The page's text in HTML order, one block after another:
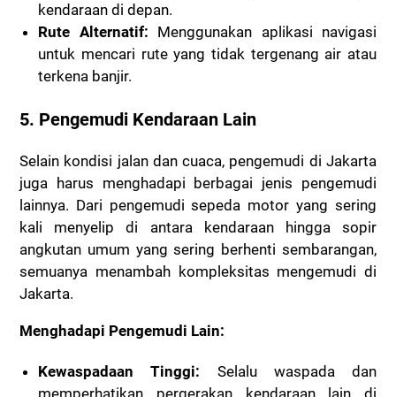
kendaraan di depan.
Rute Alternatif: Menggunakan aplikasi navigasi
untuk mencari rute yang tidak tergenang air atau
terkena banjir.
5. Pengemudi Kendaraan Lain
Selain kondisi jalan dan cuaca, pengemudi di Jakarta
juga harus menghadapi berbagai jenis pengemudi
lainnya. Dari pengemudi sepeda motor yang sering
kali menyelip di antara kendaraan hingga sopir
angkutan umum yang sering berhenti sembarangan,
semuanya menambah kompleksitas mengemudi di
Jakarta.
Menghadapi Pengemudi Lain:
Kewaspadaan Tinggi: Selalu waspada dan
memperhatikan pergerakan kendaraan lain di